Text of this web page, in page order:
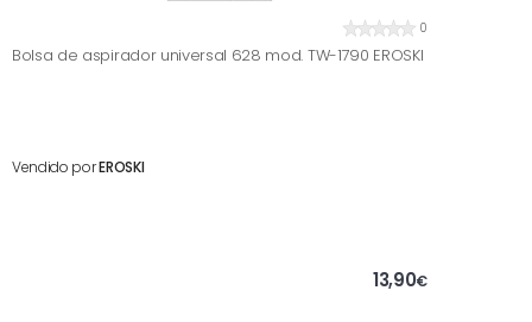
0
Bolsa de aspirador universal 628 mod. TW-1790 EROSKI
Vendido porEROSKI
13,90€